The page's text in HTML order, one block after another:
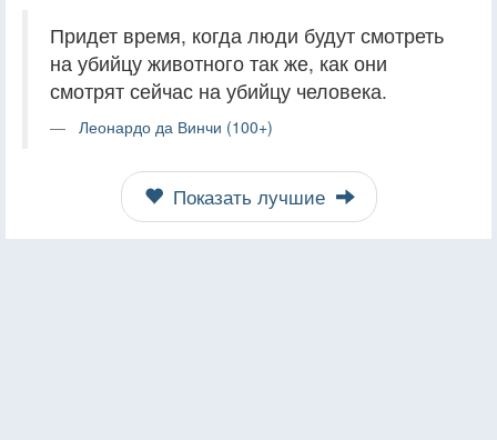
Придет время, когда люди будут смотреть
на убийцу животного так же, как они
смотрят сейчас на убийцу человека.
Леонардо да Винчи (100+)
Показать лучшие